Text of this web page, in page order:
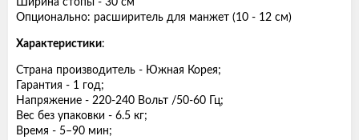
Ширина стопы - 30 см
Опционально: расширитель для манжет (10 - 12 см)
Характеристики:
Страна производитель - Южная Корея;
Гарантия - 1 год;
Напряжение - 220-240 Вольт /50-60 Гц;
Вес без упаковки - 6.5 кг;
Время - 5–90 мин;